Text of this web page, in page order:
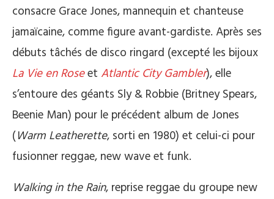
consacre Grace Jones, mannequin et chanteuse
jamaïcaine, comme figure avant-gardiste. Après ses
débuts tâchés de disco ringard (excepté les bijoux
La Vie en Roseet Atlantic City Gambler), elle
s’entoure des géants Sly & Robbie (Britney Spears,
Beenie Man) pour le précédent album de Jones
(Warm Leatherette, sorti en 1980) et celui-ci pour
fusionner reggae, new wave et funk.
Walking in the Rain, reprise reggae du groupe new